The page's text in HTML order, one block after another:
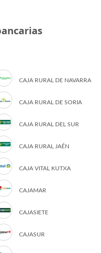
CAJA RURAL DE NAVARRA
CAJA RURAL DE SORIA
CAJA RURAL DEL SUR
CAJA RURAL JAÉN
CAJA VITAL KUTXA
CAJAMAR
CAJASIETE
CAJASUR